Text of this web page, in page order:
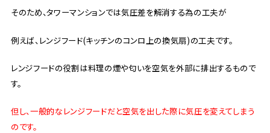
そのため、タワーマンションでは気圧差を解消する為の工夫が
例えば、レンジフード(キッチンのコンロ上の換気扇)の工夫です。
レンジフードの役割は料理の煙や匂いを空気を外部に排出するもので
す。
但し、一般的なレンジフードだと空気を出した際に気圧を変えてしまう
のです。